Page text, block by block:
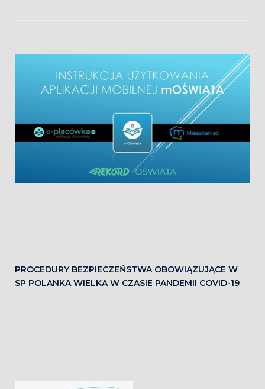
PROCEDURY BEZPIECZEŃSTWA OBOWIĄZUJĄCE W
SP POLANKA WIELKA W CZASIE PANDEMII COVID-19